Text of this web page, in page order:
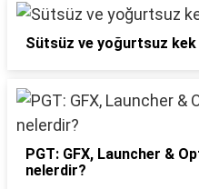
Sütsüz ve yoğurtsuz kek
PGT: GFX, Launcher &
nelerdir?